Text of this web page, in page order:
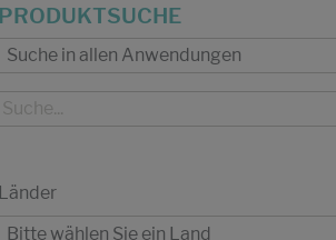
PRODUKTSUCHE
Länder